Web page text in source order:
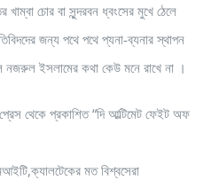
খাম্বা চোর বা সুন্দরবন ধ্বংসের মুখে ঠেলে
জন্য পথে পথে প্যনা-ব্যনার স্থাপন
ইসলামের কথা কেউ মনে রাখে না ।
থেকে প্রকাশিত “দি আল্টিমেট ফেইট অফ
মত বিশ্বসেরা